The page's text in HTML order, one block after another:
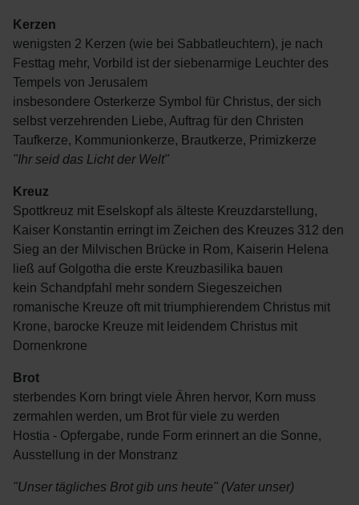
Kerzen
wenigsten 2 Kerzen (wie bei Sabbatleuchtern), je nach
Festtag mehr, Vorbild ist der siebenarmige Leuchter des
Tempels von Jerusalem
insbesondere Osterkerze Symbol für Christus, der sich
selbst verzehrenden Liebe, Auftrag für den Christen
Taufkerze, Kommunionkerze, Brautkerze, Primizkerze
"Ihr seid das Licht der Welt"
Kreuz
Spottkreuz mit Eselskopf als älteste Kreuzdarstellung,
Kaiser Konstantin erringt im Zeichen des Kreuzes 312 den
Sieg an der Milvischen Brücke in Rom, Kaiserin Helena
ließ auf Golgotha die erste Kreuzbasilika bauen
kein Schandpfahl mehr sondern Siegeszeichen
romanische Kreuze oft mit triumphierendem Christus mit
Krone, barocke Kreuze mit leidendem Christus mit
Dornenkrone
Brot
sterbendes Korn bringt viele Ähren hervor, Korn muss
zermahlen werden, um Brot für viele zu werden
Hostia - Opfergabe, runde Form erinnert an die Sonne,
Ausstellung in der Monstranz
"Unser tägliches Brot gib uns heute" (Vater unser)